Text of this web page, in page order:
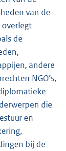
van de
overlegt
de
andere
NGO’s,
die
en
bij de